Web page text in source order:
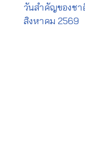
วันสำคัญของชา
สิงหาคม 2569